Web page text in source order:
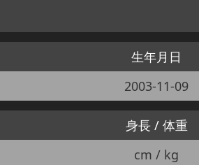
生年月日
2003-11-09
身長 / 体重
cm / kg